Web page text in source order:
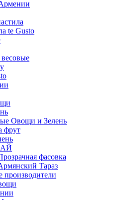
te Gusto
Овощи и Зелень
фрут
фасовка
Тараз
производители